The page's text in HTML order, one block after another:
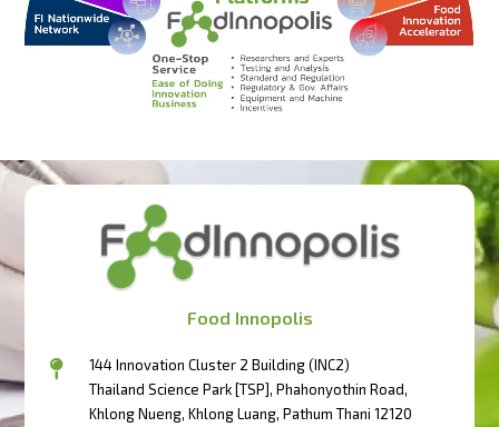
Food Innopolis
144 Innovation Cluster 2 Building (INC2)
Thailand Science Park [TSP], Phahonyothin Road,
Khlong Nueng, Khlong Luang, Pathum Thani 12120